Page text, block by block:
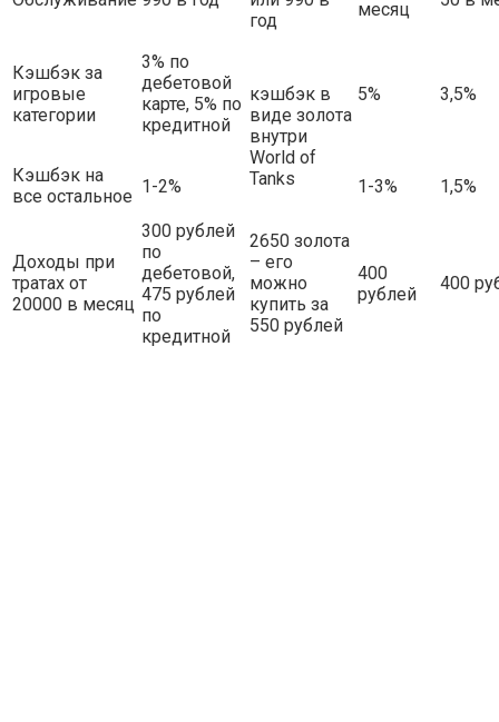
год
месяц
Кэшбэк за
игровые
категории
3% по
дебетовой
карте, 5% по
кредитной
кэшбэк в
виде золота
внутри
World of
Tanks
5% 3,5%
Кэшбэк на
все остальное 1-2% 1-3% 1,5%
Доходы при
тратах от
20000 в месяц
300 рублей
по
дебетовой,
475 рублей
по
кредитной
2650 золота
– его
можно
купить за
550 рублей
400
рублей
400